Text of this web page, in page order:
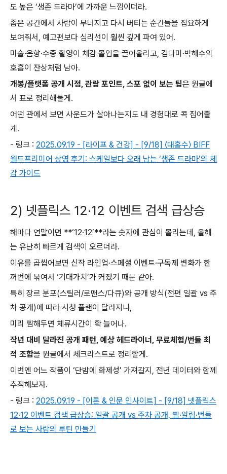
도 높은 ‘생존 드라마’에 가까운 느낌이더라.
좁은 공간에서 사람이 무너지고 다시 버티는 순간들을 집요하게
보여줘서, 예고편보다 심리선이 훨씬 깊게 파여 있어.
미술·음향·수중 촬영이 체감 몰입을 끌어올리고, 김다미·박해수의
호흡이 잔상처럼 남아.
개봉/플랫폼 공개 시점, 관람 포인트, 스포 없이 보는 팁은 원글에
서 표로 정리해둘게.
어떤 관에서 보면 사운드가 살아나는지도 내 경험대로 콕 집어줄
게.
- 링크 : 2025.09.19 - [라이프 & 건강] - [9/18] 〈대홍수〉 BIFF
월드프리미어 상영 후기: 스케일보다 오래 남는 ‘생존 드라마’의 체
감 가이드
2) 넷플릭스 12·12 이벤트 검색 급상승
해마다 연말이면 **‘12·12’**라는 숫자에 관심이 몰리는데, 올해
는 유난히 빠르게 검색이 오르더라.
이유를 곱씹어보면 신작 라인업·스페셜 이벤트·구독제 변화가 한
꺼번에 묶여서 ‘기대가치’가 커졌기 때문 같아.
특히 장르 분포(스릴러/로맨스/다큐)와 공개 방식(전편 일괄 vs 주
차 공개)에 따라 시청 플랜이 달라지니,
미리 찜해두면 체류시간이 확 늘어나.
작년 대비 달라진 공개 패턴, 예상 헤드라이너, 무료체험/번들 최
적 조합을 원글에서 체크리스트로 정리할게.
이번엔 어느 작품이 ‘단밤에 화제성’ 가져갈지, 전년 데이터와 함께
추적해보자.
- 링크 : 2025.09.19 - [이론 & 인문 인사이트] - [9/18] 넷플릭스
12·12 이벤트 검색 급상승: 일괄 공개 vs 주차 공개, 찜·알림·번들
로 보는 사람의 루틴 만들기